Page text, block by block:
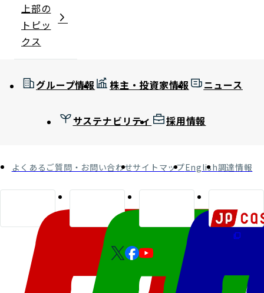
上部の
トピッ
クス
グループ情報 株主・投資家情報 ニュース
サステナビリティ 採用情報
よくあるご質問・お問い合わせサイトマップEnglish調達情報